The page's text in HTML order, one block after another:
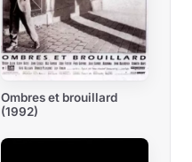
Ombres et brouillard
(1992)